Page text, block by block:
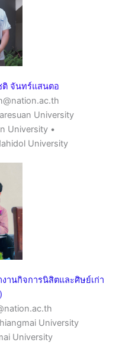
จันทร์แสนตอ
University
University •
University
นกิจการนิสิตและศิษย์เก่า
University
University